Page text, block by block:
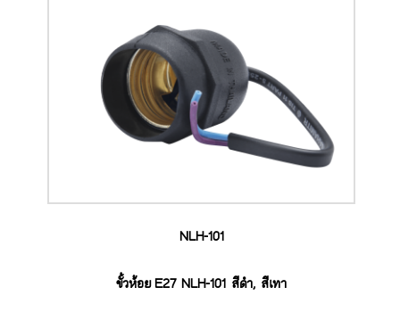
NLH-101
ขั้วห้อย E27 NLH-101 สีดำ, สีเทา